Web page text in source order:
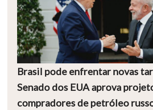
Brasil pode enfrentar novas
Senado dos EUA aprova
compradores de petróleo